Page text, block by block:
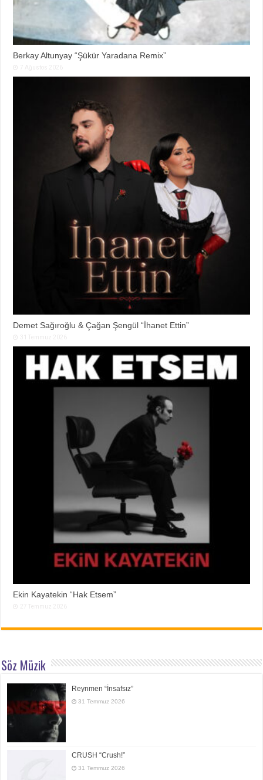
Berkay Altunyay “Şükür Yaradana Remix”
Demet Sağıroğlu & Çağan Şengül “İhanet Ettin”
Ekin Kayatekin “Hak Etsem”
Söz Müzik
Reynmen “İnsafsız”
31 Temmuz 2026
CRUSH “Crush!”
31 Temmuz 2026